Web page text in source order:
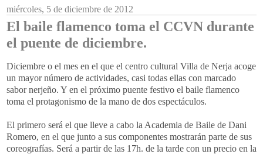
miércoles, 5 de diciembre de 2012
El baile flamenco toma el CCVN durante
el puente de diciembre.
Diciembre o el mes en el que el centro cultural Villa de Nerja acoge
un mayor número de actividades, casi todas ellas con marcado
sabor nerjeño. Y en el próximo puente festivo el baile flamenco
toma el protagonismo de la mano de dos espectáculos.
El primero será el que lleve a cabo la Academia de Baile de Dani
Romero, en el que junto a sus componentes mostrarán parte de sus
coreografías. Será a partir de las 17h. de la tarde con un precio en la